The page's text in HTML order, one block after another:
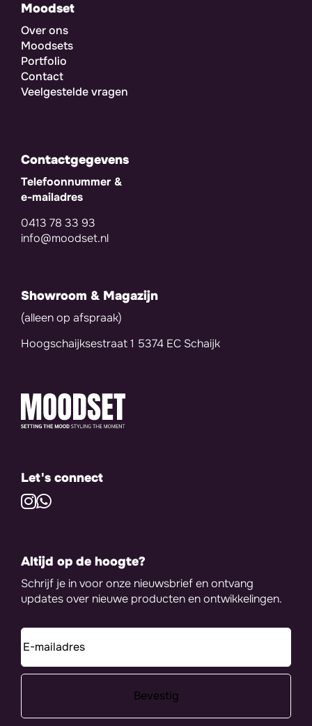
Moodset
Over ons
Moodsets
Portfolio
Contact
Veelgestelde vragen
Contactgegevens
Telefoonnummer &
e-mailadres
0413 78 33 93
info@moodset.nl
Showroom & Magazijn
(alleen op afspraak)
Hoogschaijksestraat 1 5374 EC Schaijk
Let's connect
Altijd op de hoogte?
Schrijf je in voor onze nieuwsbrief en ontvang
updates over nieuwe producten en ontwikkelingen.